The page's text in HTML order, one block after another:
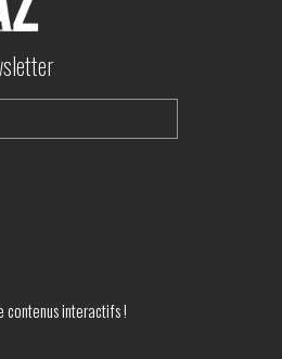
contenus interactifs !